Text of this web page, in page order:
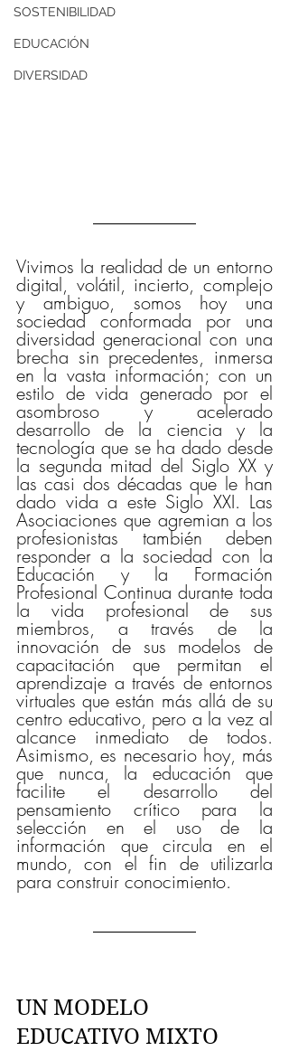
SOSTENIBILIDAD
EDUCACIÓN
DIVERSIDAD
Vivimos la realidad de un entorno
digital, volátil, incierto, complejo
y ambiguo, somos hoy una
sociedad conformada por una
diversidad generacional con una
brecha sin precedentes, inmersa
en la vasta información; con un
estilo de vida generado por el
asombroso y acelerado
desarrollo de la ciencia y la
tecnología que se ha dado desde
la segunda mitad del Siglo XX y
las casi dos décadas que le han
dado vida a este Siglo XXI. Las
Asociaciones que agremian a los
profesionistas también deben
responder a la sociedad con la
Educación y la Formación
Profesional Continua durante toda
la vida profesional de sus
miembros, a través de la
innovación de sus modelos de
capacitación que permitan el
aprendizaje a través de entornos
virtuales que están más allá de su
centro educativo, pero a la vez al
alcance inmediato de todos.
Asimismo, es necesario hoy, más
que nunca, la educación que
facilite el desarrollo del
pensamiento crítico para la
selección en el uso de la
información que circula en el
mundo, con el fin de utilizarla
para construir conocimiento.
UN MODELO
EDUCATIVO MIXTO